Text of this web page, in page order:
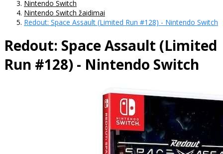
Nintendo Switch
Nintendo Switch žaidimai
Redout: Space Assault (Limited Run #128) - Nintendo Switch
Redout: Space Assault (Limited
Run #128) - Nintendo Switch